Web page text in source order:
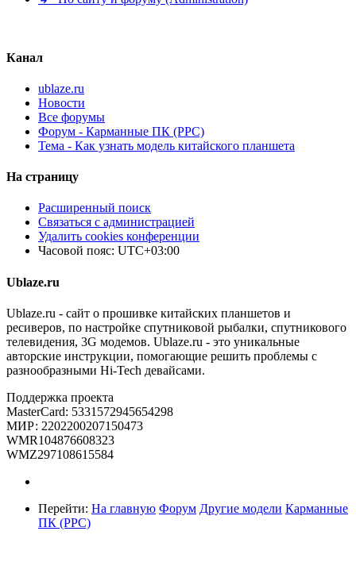
Канал
ublaze.ru
Новости
Все форумы
Форум - Карманные ПК (PPC)
Тема - Как узнать модель китайского планшета
На страницу
Расширенный поиск
Связаться с администрацией
Удалить cookies конференции
Часовой пояс: UTC+03:00
Ublaze.ru
Ublaze.ru - сайт о прошивке китайских планшетов и
ресиверов, по настройке спутниковой рыбалки, спутникового
телевидения, 3G модемов. Ublaze.ru - это уникальные
авторские инструкции, помогающие решить проблемы с
разнообразными Hi-Tech девайсами.
Поддержка проекта
MasterCard: 5331572945654298
МИР: 2202200207150473
WMR104876608323
WMZ297108615584
Перейти: На главную Форум Другие модели Карманные
ПК (PPC)